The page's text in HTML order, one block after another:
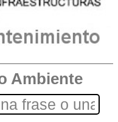
Ambiente